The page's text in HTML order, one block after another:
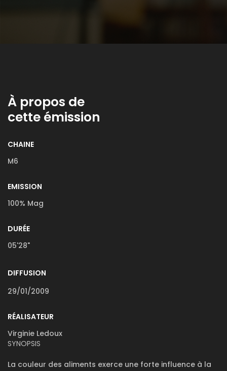
À propos de
cette émission
CHAINE
M6
EMISSION
100% Mag
DURÉE
05'28"
DIFFUSION
29/01/2009
RÉALISATEUR
Virginie Ledoux
SYNOPSIS
La couleur des aliments exerce une forte influence à la